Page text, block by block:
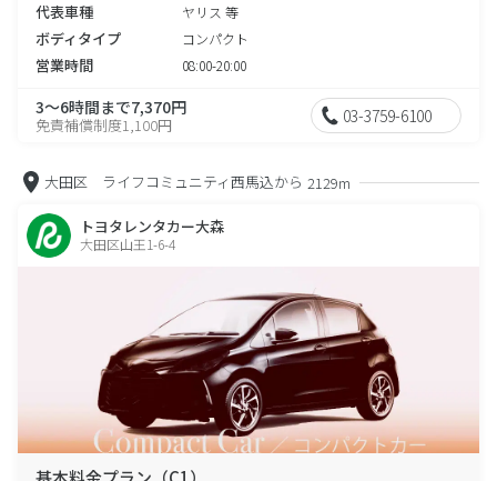
代表車種 ヤリス 等
ボディタイプ コンパクト
営業時間 08:00-20:00
3～6時間まで7,370円
免責補償制度1,100円 03-3759-6100
大田区 ライフコミュニティ西馬込から 2129m
トヨタレンタカー大森
大田区山王1-6-4